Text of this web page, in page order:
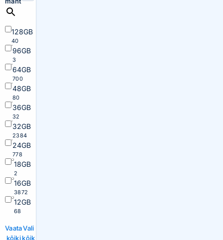
128GB
40
96GB
3
64GB
700
48GB
80
36GB
32
32GB
2384
24GB
778
18GB
2
16GB
3872
12GB
68
Vaata
kõiki
Vali
kõik